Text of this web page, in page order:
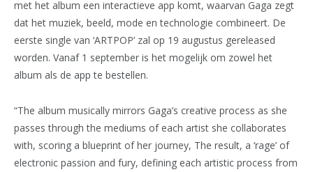
met het album een interactieve app komt, waarvan Gaga zegt
dat het muziek, beeld, mode en technologie combineert. De
eerste single van ‘ARTPOP’ zal op 19 augustus gereleased
worden. Vanaf 1 september is het mogelijk om zowel het
album als de app te bestellen.
“The album musically mirrors Gaga’s creative process as she
passes through the mediums of each artist she collaborates
with, scoring a blueprint of her journey, The result, a ‘rage’ of
electronic passion and fury, defining each artistic process from